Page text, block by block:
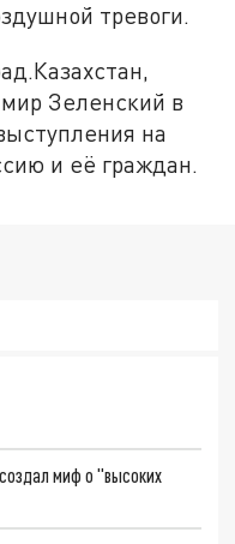
тревоги.
Зеленский в
на
и её граждан.
миф о "высоких